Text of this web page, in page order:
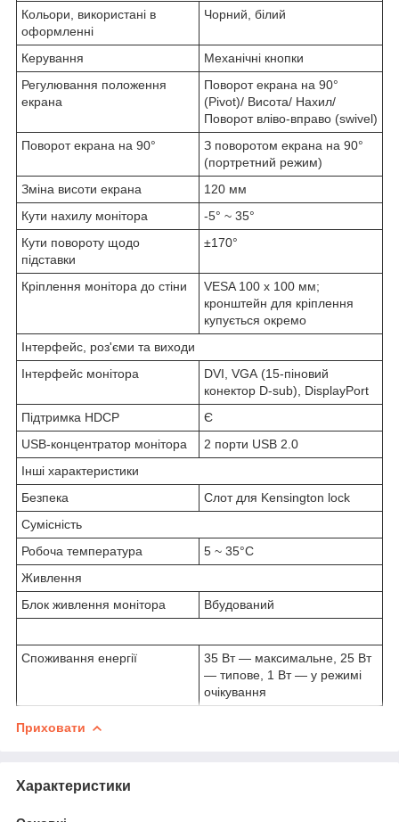
Кольори, використані в
оформленні
Чорний, білий
Керування
Механічні кнопки
Регулювання положення
екрана
Поворот екрана на 90°
(Pivot)/ Висота/ Нахил/
Поворот вліво-вправо (swivel)
Поворот екрана на 90°
З поворотом екрана на 90°
(портретний режим)
Зміна висоти екрана
120 мм
Кути нахилу монітора
-5° ~ 35°
Кути повороту щодо
підставки
±170°
Кріплення монітора до стіни
VESA 100 x 100 мм;
кронштейн для кріплення
купується окремо
Інтерфейс, роз'єми та виходи
Інтерфейс монітора
DVI, VGA (15-піновий
конектор D-sub), DisplayPort
Підтримка HDCP
Є
USB-концентратор монітора
2 порти USB 2.0
Інші характеристики
Безпека
Слот для Kensington lock
Сумісність
Робоча температура
5 ~ 35°C
Живлення
Блок живлення монітора
Вбудований
Споживання енергії
35 Вт — максимальне, 25 Вт
— типове, 1 Вт — у режимі
очікування
Приховати
Характеристики